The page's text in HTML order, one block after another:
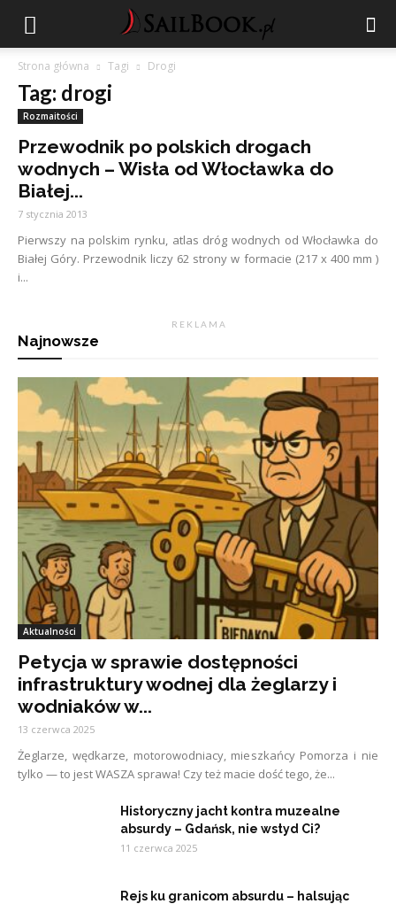
Strona główna Tagi Drogi
Tag: drogi
Rozmaitości
Przewodnik po polskich drogach
wodnych – Wisła od Włocławka do
Białej...
7 stycznia 2013
Pierwszy na polskim rynku, atlas dróg wodnych od Włocławka do
Białej Góry. Przewodnik liczy 62 strony w formacie (217 x 400 mm )
i...
R E K L A M A
Najnowsze
Aktualności
Petycja w sprawie dostępności
infrastruktury wodnej dla żeglarzy i
wodniaków w...
13 czerwca 2025
Żeglarze, wędkarze, motorowodniacy, mieszkańcy Pomorza i nie
tylko — to jest WASZA sprawa! Czy też macie dość tego, że...
Historyczny jacht kontra muzealne
absurdy – Gdańsk, nie wstyd Ci?
11 czerwca 2025
Rejs ku granicom absurdu – halsując